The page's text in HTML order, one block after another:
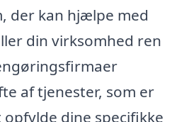
der kan hjælpe med
din virksomhed ren
af tjenester, som er
dine specifikke